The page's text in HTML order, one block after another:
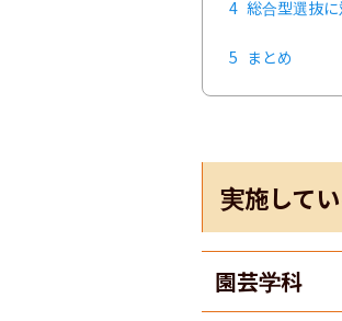
4 総合型選抜
5 まとめ
実施して
園芸学科